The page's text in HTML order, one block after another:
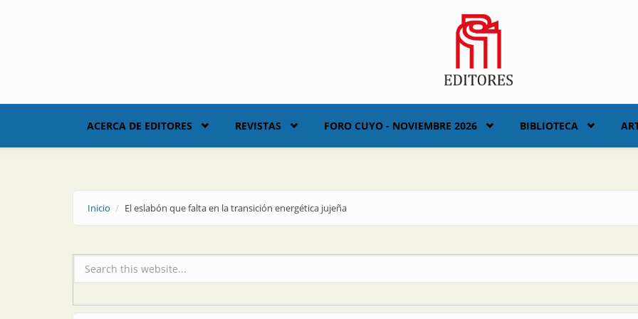
ACERCA DE EDITORES REVISTAS FORO CUYO - NOVIEMBRE 2026 BIBLIOTECA
Inicio El eslabón que falta en la transición energética jujeña
Formulario de búsqueda